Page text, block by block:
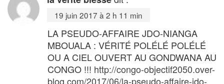
19 juin 2017 à 2 h 11 min
LA PSEUDO-AFFAIRE JDO-NIANGA
MBOUALA : VÉRITÉ POLÉLÉ POLÉLÉ
OU A CIEL OUVERT AU GONDWANA AU
CONGO !!! http://congo-objectif2050.over-
blog.com/2017/06/la-pseudo-affaire-jdo-